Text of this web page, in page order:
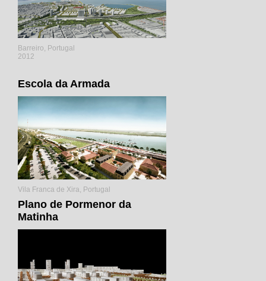
Barreiro, Portugal
2012
Escola da Armada
Vila Franca de Xira, Portugal
Plano de Pormenor da
Matinha